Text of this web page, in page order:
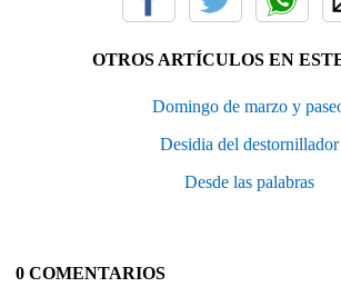
OTROS ARTÍCULOS EN
Domingo de marzo y
Desidia del destornillador
Desde las palabras
0 COMENTARIOS